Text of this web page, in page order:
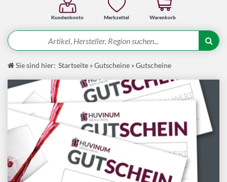
Kundenkonto Merkzettel Warenkorb
Wein-Pakete
Spirituosen-Pakete
Geschenk-Pakete
Weine
Spirituosen
Marken
Sie sind hier: Startseite »Gutscheine »Gutscheine